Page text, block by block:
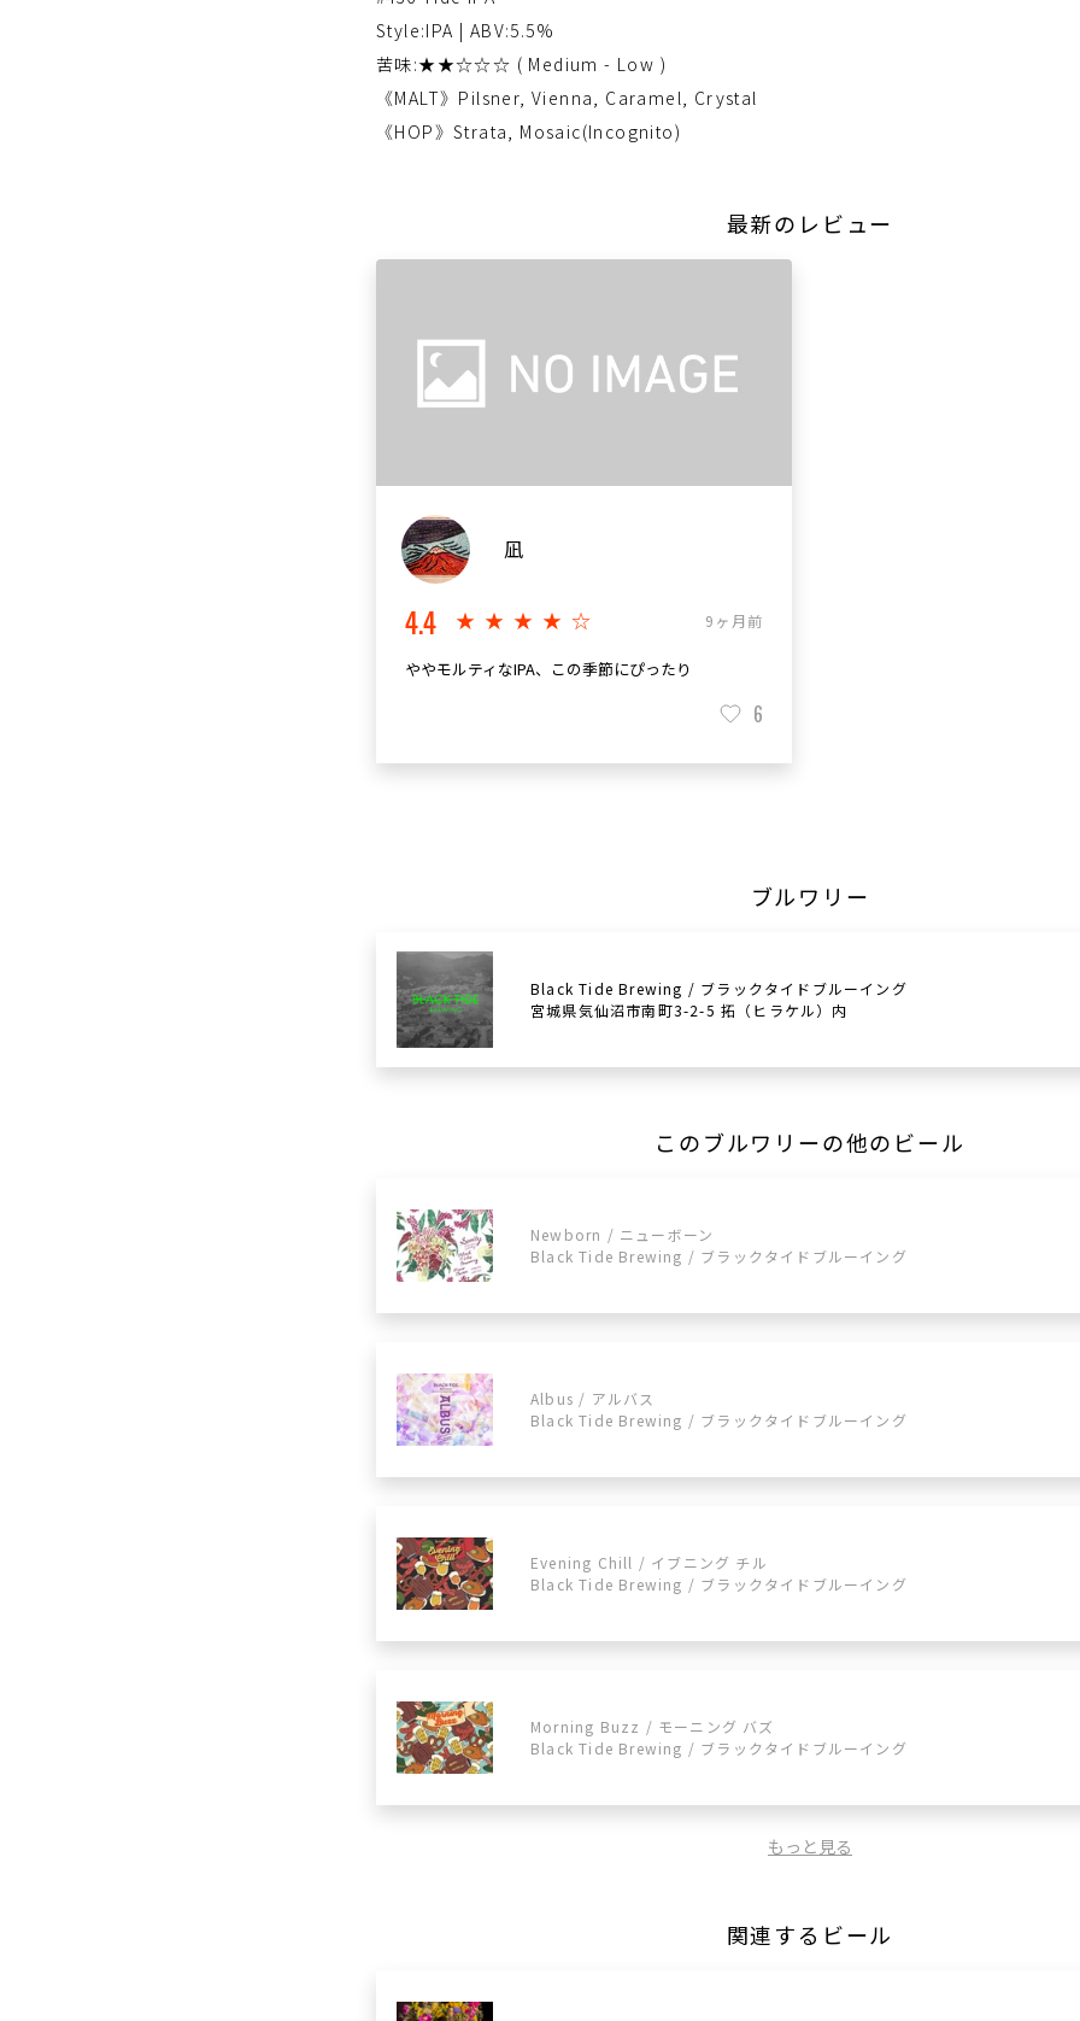
Style:IPA | ABV:5.5%
苦味:★★☆☆☆ ( Medium - Low )
《MALT》Pilsner, Vienna, Caramel, Crystal
《HOP》Strata, Mosaic(Incognito)
最新のレビュー
凪
4.4 ★★★★☆ 9ヶ月前
ややモルティなIPA、この季節にぴったり
6
ブルワリー
Black Tide Brewing / ブラックタイドブルーイング
宮城県気仙沼市南町3-2-5 拓（ヒラケル）内
このブルワリーの他のビール
Newborn / ニューボーン
Black Tide Brewing / ブラックタイドブルーイング
Albus / アルバス
Black Tide Brewing / ブラックタイドブルーイング
Evening Chill / イブニング チル
Black Tide Brewing / ブラックタイドブルーイング
Morning Buzz / モーニング バズ
Black Tide Brewing / ブラックタイドブルーイング
もっと見る
関連するビール